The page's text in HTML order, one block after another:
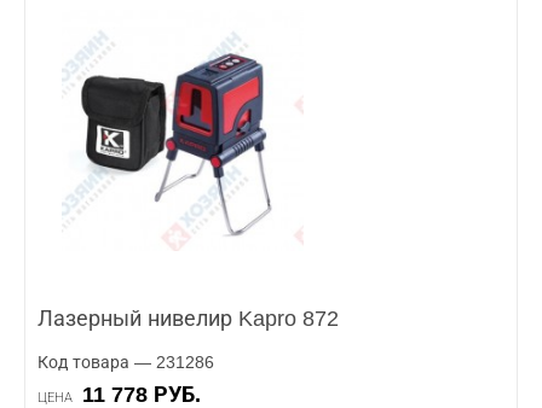
Лазерный нивелир Kapro 872
Код товара — 231286
ЦЕНА 11 778 РУБ.